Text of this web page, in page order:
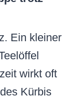
Ein kleiner
wirkt oft
Kürbis